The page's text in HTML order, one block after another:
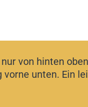
von hinten
unten. Ein